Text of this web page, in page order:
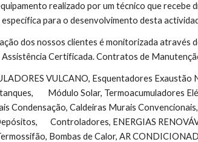
realizado por um técnico que recebe
para o desenvolvimento desta
dos nossos clientes é monitorizada através
Certificada. Contratos de
Módulo Solar, Termoacumuladores
Condensação, Caldeiras Murais
Controladores, ENERGIAS
Bombas de Calor, AR